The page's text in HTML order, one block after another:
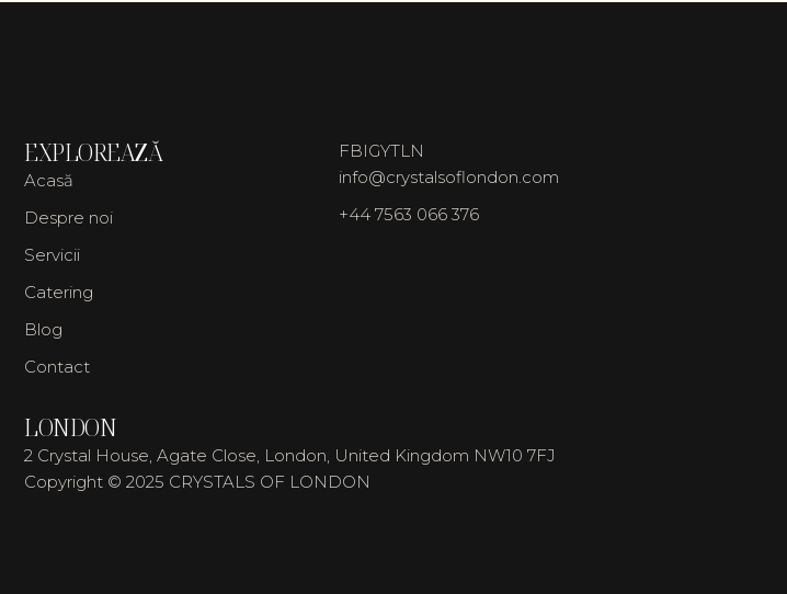
EXPLOREAZĂ
Acasă
Despre noi
Servicii
Catering
Blog
Contact
FBIGYTLN
info@crystalsoflondon.com
+44 7563 066 376
LONDON
2 Crystal House, Agate Close, London, United Kingdom NW10 7FJ
Copyright © 2025 CRYSTALS OF LONDON